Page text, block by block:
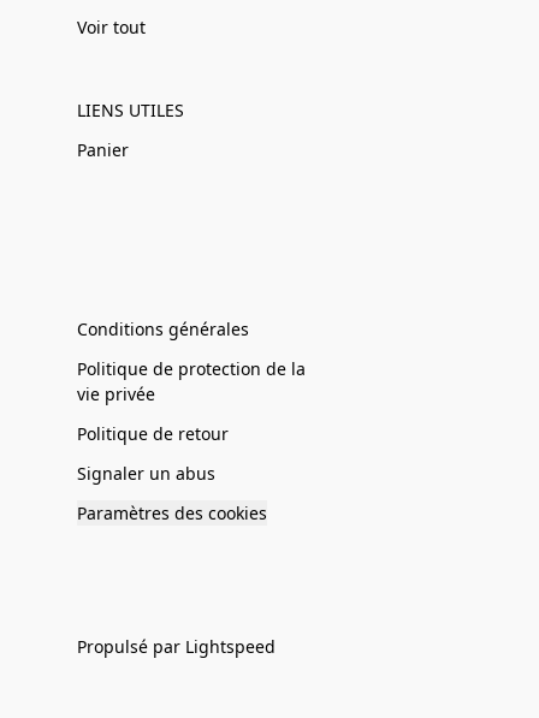
Voir tout
LIENS UTILES
Panier
Conditions générales
Politique de protection de la
vie privée
Politique de retour
Signaler un abus
Paramètres des cookies
Propulsé par Lightspeed